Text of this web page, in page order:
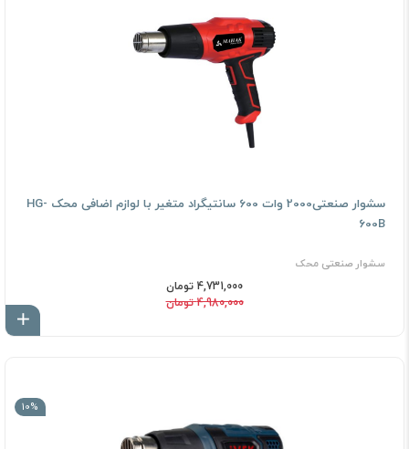
سشوار صنعتى2000 وات 600 سانتیگراد متغیر با لوازم اضافی محک HG-
600B
سشوار صنعتی محک
4,731,000 تومان
4,980,000 تومان
10%